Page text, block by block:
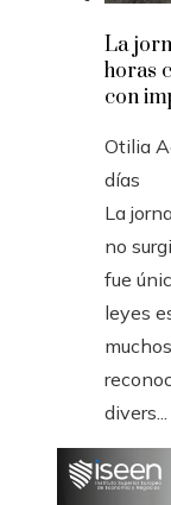
La
horas
con
Otilia
días
La
no
fue
leyes
divers...